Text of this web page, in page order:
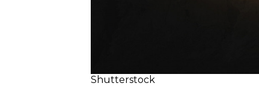
Shutterstock